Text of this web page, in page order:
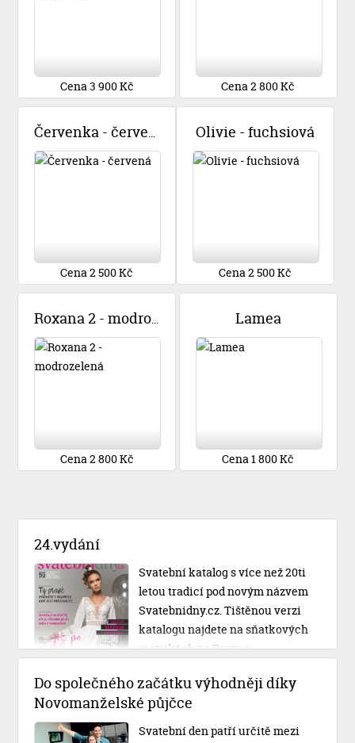
Cena 3 900 Kč Cena 2 800 Kč
Červenka - červená
Cena 2 500 Kč
Olivie - fuchsiová
Cena 2 500 Kč
Roxana 2 - modrozelená
Cena 2 800 Kč
Lamea
Cena 1 800 Kč
24.vydání
Svatební katalog s více než 20ti
letou tradicí pod novým názvem
Svatebnidny.cz. Tištěnou verzi
katalogu najdete na sňatkových
matrikách po Praze a
Do společného začátku výhodněji díky
Novomanželské půjčce
Svatební den patří určitě mezi